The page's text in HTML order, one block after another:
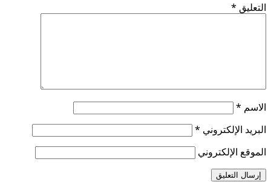
التعليق *
الاسم *
البريد الإلكتروني *
الموقع الإلكتروني